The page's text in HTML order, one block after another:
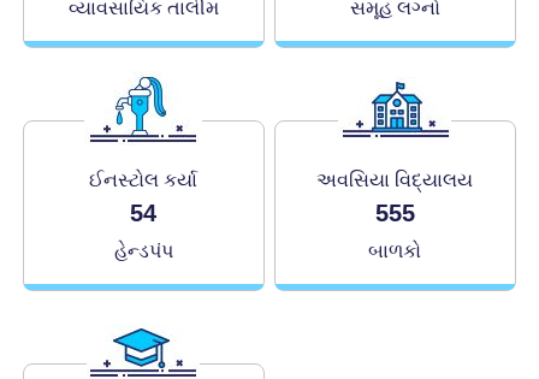
વ્યાવસાયિક તાલીમ સમૂહ લગ્નો
ઈનસ્ટોલ કર્યા
54
હેન્ડપંપ
અવસિયા વિદ્યાલય
555
બાળકો